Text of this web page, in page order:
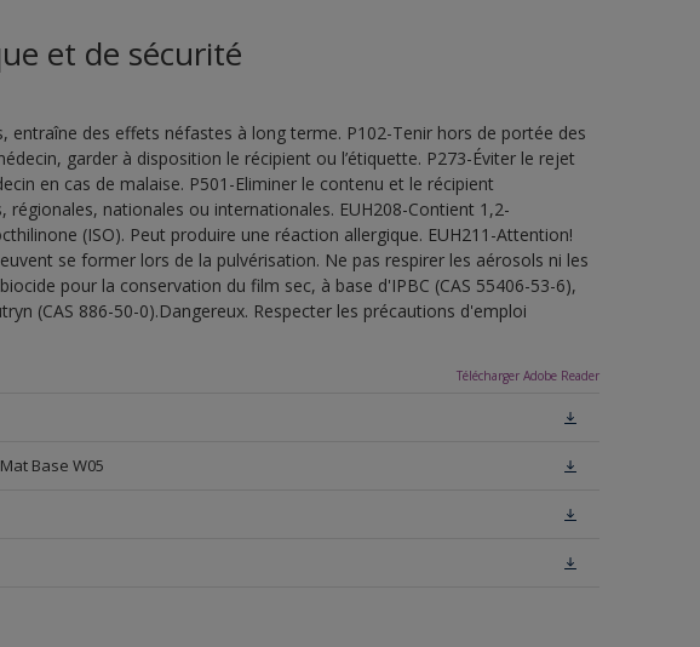
et de sécurité
entraîne des effets néfastes à long terme. P102-Tenir hors de portée des
garder à disposition le récipient ou l’étiquette. P273-Éviter le rejet
en cas de malaise. P501-Eliminer le contenu et le récipient
nationales ou internationales. EUH208-Contient 1,2-
(ISO). Peut produire une réaction allergique. EUH211-Attention!
se former lors de la pulvérisation. Ne pas respirer les aérosols ni les
pour la conservation du film sec, à base d'IPBC (CAS 55406-53-6),
(CAS 886-50-0).Dangereux. Respecter les précautions d'emploi
Télécharger Adobe Reader
Base W05